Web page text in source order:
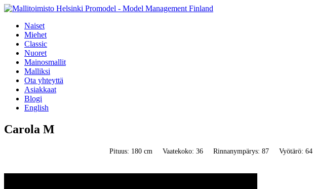
Naiset
Miehet
Classic
Nuoret
Mainosmallit
Malliksi
Ota yhteyttä
Asiakkaat
Blogi
English
Carola M
Pituus: 180 cm Vaatekoko: 36 Rinnanympärys: 87 Vyötärö: 64